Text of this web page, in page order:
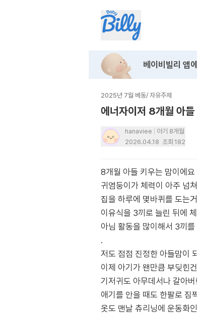
베이비빌리 앱
2025년 7월 베동/ 자유주제
에너자이저 8개월 아들
hanaviee
아기 8개월
2026.04.18 조회 182
8개월 아들 키우는 맘이에요
귀염둥이가 체력이 아주 넘
집을 하루에 몇바퀴를 도는
이유식을 3끼로 늘린 뒤에
아님 활동을 많이해서 3끼
.
저도 점점 진정한 아들맘이
이제 아기가 왠만큼 부딪힌
기저귀도 아무데서나 갈아버
애기를 안을 때도 한팔로 짐
옷도 맨날 츄리닝에 운동화